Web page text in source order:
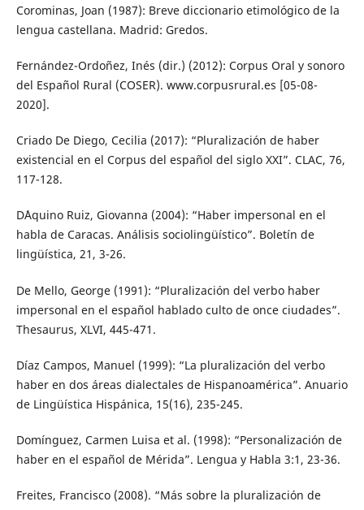
Corominas, Joan (1987): Breve diccionario etimológico de la
lengua castellana. Madrid: Gredos.
Fernández-Ordoñez, Inés (dir.) (2012): Corpus Oral y sonoro
del Español Rural (COSER). www.corpusrural.es [05-08-
2020].
Criado De Diego, Cecilia (2017): “Pluralización de haber
existencial en el Corpus del español del siglo XXI”. CLAC, 76,
117-128.
D´Aquino Ruiz, Giovanna (2004): “Haber impersonal en el
habla de Caracas. Análisis sociolingüístico”. Boletín de
lingüística, 21, 3-26.
De Mello, George (1991): “Pluralización del verbo haber
impersonal en el español hablado culto de once ciudades”.
Thesaurus, XLVI, 445-471.
Díaz Campos, Manuel (1999): “La pluralización del verbo
haber en dos áreas dialectales de Hispanoamérica”. Anuario
de Lingüística Hispánica, 15(16), 235-245.
Domínguez, Carmen Luisa et al. (1998): “Personalización de
haber en el español de Mérida”. Lengua y Habla 3:1, 23-36.
Freites, Francisco (2008). “Más sobre la pluralización de